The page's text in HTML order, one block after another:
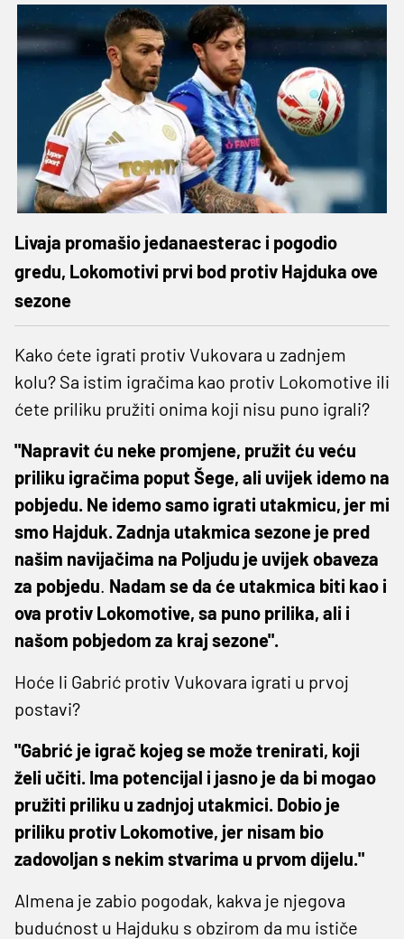
Livaja promašio jedanaesterac i pogodio
gredu, Lokomotivi prvi bod protiv Hajduka ove
sezone
Kako ćete igrati protiv Vukovara u zadnjem
kolu? Sa istim igračima kao protiv Lokomotive ili
ćete priliku pružiti onima koji nisu puno igrali?
"Napravit ću neke promjene, pružit ću veću
priliku igračima poput Šege, ali uvijek idemo na
pobjedu. Ne idemo samo igrati utakmicu, jer mi
smo Hajduk. Zadnja utakmica sezone je pred
našim navijačima na Poljudu je uvijek obaveza
za pobjedu. Nadam se da će utakmica biti kao i
ova protiv Lokomotive, sa puno prilika, ali i
našom pobjedom za kraj sezone".
Hoće li Gabrić protiv Vukovara igrati u prvoj
postavi?
"Gabrić je igrač kojeg se može trenirati, koji
želi učiti. Ima potencijal i jasno je da bi mogao
pružiti priliku u zadnjoj utakmici. Dobio je
priliku protiv Lokomotive, jer nisam bio
zadovoljan s nekim stvarima u prvom dijelu."
Almena je zabio pogodak, kakva je njegova
budućnost u Hajduku s obzirom da mu ističe